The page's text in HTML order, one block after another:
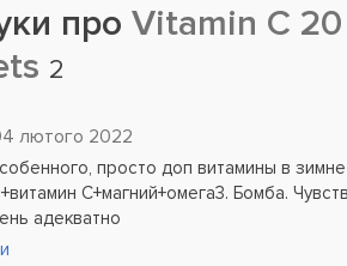
про Vitamin C 20
2
лютого 2022
просто доп витамины в
С+магний+омега3. Бомба.
адекватно